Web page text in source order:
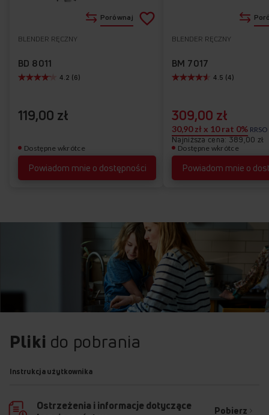
Dostępne wkrótce
BLENDER RĘCZNY
BD 8011
Powiadom mnie o dostępności
4.2 (6)
119,00 zł
Porównaj Dodaj
ulubionych
Najniższa cena: 389,00 zł
Dostępne wkrótce
BLENDER RĘCZNY
BM 7017
Powiadom mnie o
4.5 (4)
309,00 zł
30,90 zł x 10 rat 0% RRSO
Pliki do pobrania
Instrukcja użytkownika
Ostrzeżenia i informacje dotyczące
Pobierz